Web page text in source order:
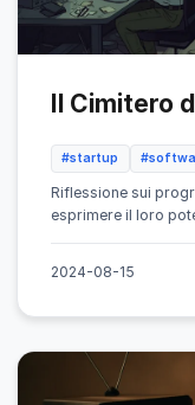
Il Cimitero
#startup
Riflessione sui
esprimere il loro
2024-08-15